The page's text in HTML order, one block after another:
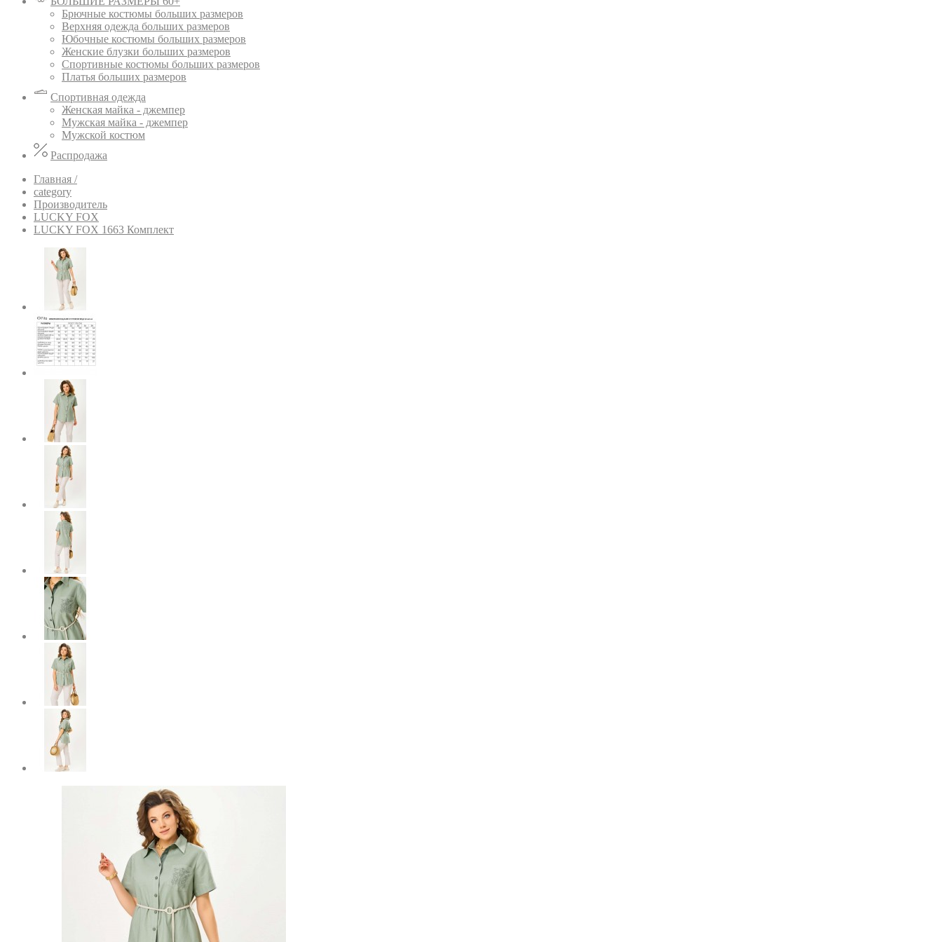
Брючные костюмы больших размеров
Верхняя одежда больших размеров
Юбочные костюмы больших размеров
Женские блузки больших размеров
Спортивные костюмы больших размеров
Платья больших размеров
Спортивная одежда
Женская майка - джемпер
Мужская майка - джемпер
Мужской костюм
Распродажа
Главная /
category
Производитель
LUCKY FOX
LUCKY FOX 1663 Комплект